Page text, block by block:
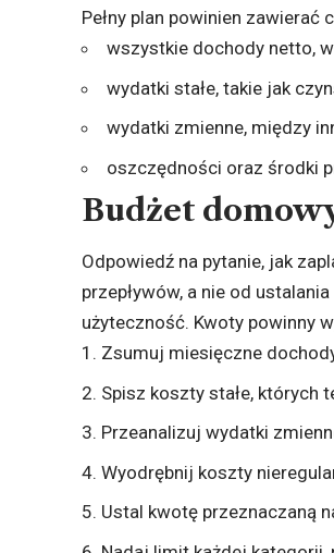
Pełny plan powinien zawierać
wszystkie dochody netto,
wydatki stałe, takie jak
wydatki zmienne, między
oszczędności oraz środki
Budżet
Odpowiedź na pytanie, jak
przepływów, a nie od
użyteczność. Kwoty powinny
Zsumuj miesięczne
Spisz koszty stałe, których
Przeanalizuj wydatki
Wyodrębnij koszty
Ustal kwotę przeznaczaną